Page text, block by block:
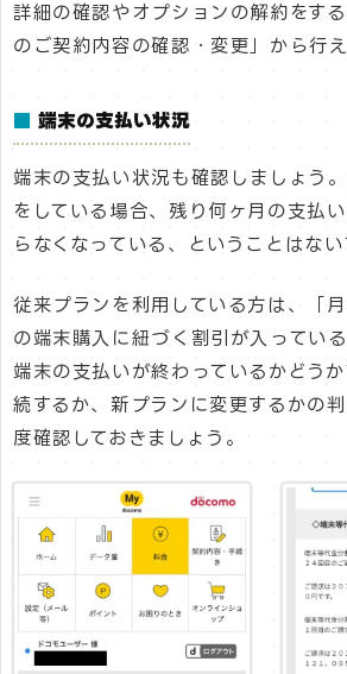
詳細の確認やオプションの解約をす
のご契約内容の確認・変更」から行え
端末の支払い状況
端末の支払い状況も確認しましょう
をしている場合、残り何ヶ月の支払
らなくなっている、ということはない
従来プランを利用している方は、「
の端末購入に紐づく割引が入っている
端末の支払いが終わっているかどう
続するか、新プランに変更するかの
度確認しておきましょう。